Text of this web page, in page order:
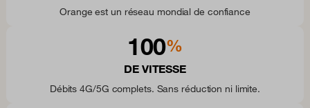
Orange est un réseau mondial de confiance
100%
DE VITESSE
Débits 4G/5G complets. Sans réduction ni limite.